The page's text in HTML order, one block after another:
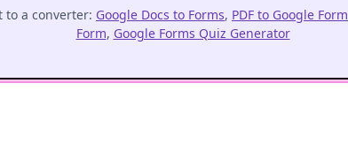
to a converter: Google Docs to Forms, PDF to Google Form
Form, Google Forms Quiz Generator